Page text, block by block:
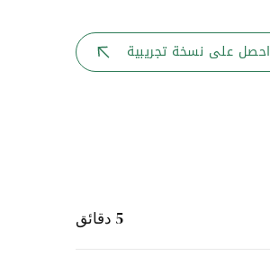
احصل على نسخة تجريبية
5 دقائق